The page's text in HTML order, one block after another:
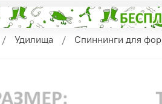
Удилища Спиннинги для